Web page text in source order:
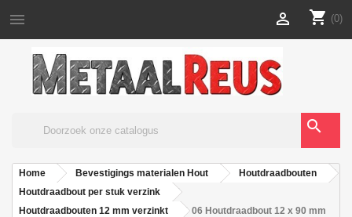
 shopping_cart (0)

search
Home Bevestigings materialen Hout
Houtdraadbouten
Houtdraadbout per stuk verzink
Houtdraadbouten 12 mm verzinkt
06 Houtdraadbout 12 x 90 mm